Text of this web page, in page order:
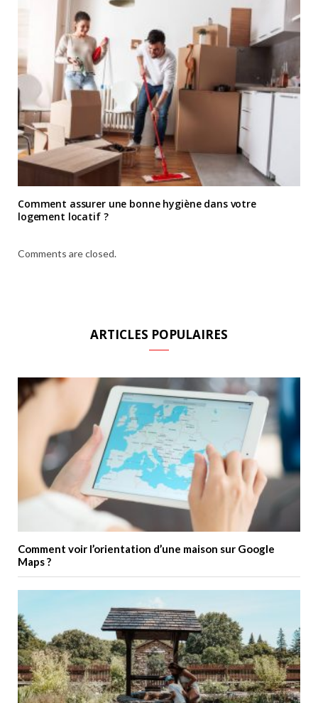
Comment assurer une bonne hygiène dans votre
logement locatif ?
Comments are closed.
ARTICLES POPULAIRES
Comment voir l’orientation d’une maison sur Google
Maps ?